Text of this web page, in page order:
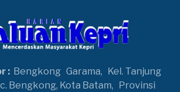
: Bengkong Garama,
Kel. Tanjung
Bengkong, Kota Batam,
Provinsi